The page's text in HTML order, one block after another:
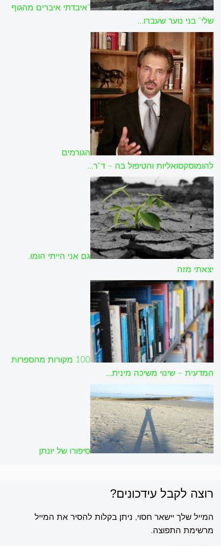
"איבדתי איברים מהגוף
שלי" בני נוער שעברו…
הגורמים
להומוסקסואליות והטיפול בה – ד"ר…
גם אני הייתי הומו.
יצאתי מזה
100 מקורות מהספרות
המדעית – שינוי משיכה מינית…
סיפורו של יונתן
רוצה לקבל עידכונים?
המייל שלך יישאר חסוי, ניתן בקלות להסיר את המייל
מרשימת התפוצה.